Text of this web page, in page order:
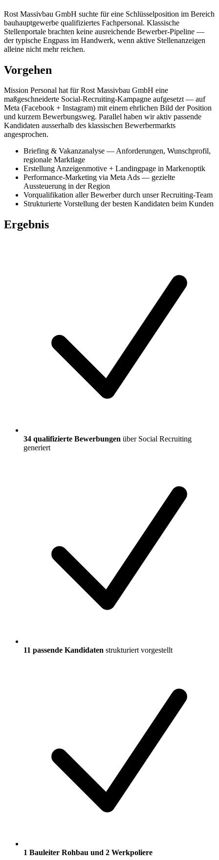
Rost Massivbau GmbH suchte für eine Schlüsselposition im Bereich
bauhauptgewerbe qualifiziertes Fachpersonal. Klassische
Stellenportale brachten keine ausreichende Bewerber-Pipeline —
der typische Engpass im Handwerk, wenn aktive Stellenanzeigen
alleine nicht mehr reichen.
Vorgehen
Mission Personal hat fürRost Massivbau GmbH eine
maßgeschneiderte Social-Recruiting-Kampagne aufgesetzt — auf
Meta (Facebook + Instagram) mit einem ehrlichen Bild der Position
und kurzem Bewerbungsweg. Parallel haben wir aktiv passende
Kandidaten ausserhalb des klassischen Bewerbermarkts
angesprochen.
Briefing & Vakanzanalyse — Anforderungen, Wunschprofil,
regionale Marktlage
Erstellung Anzeigenmotive + Landingpage in Markenoptik
Performance-Marketing via Meta Ads — gezielte
Aussteuerung in der Region
Vorqualifikation aller Bewerber durch unser Recruiting-Team
Strukturierte Vorstellung der besten Kandidaten beim Kunden
Ergebnis
34 qualifizierte Bewerbungen über Social Recruiting
generiert
11 passende Kandidaten strukturiert vorgestellt
1 Bauleiter Rohbau und 2 Werkpoliere